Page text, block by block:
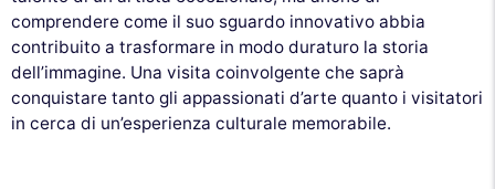
Utilizziamo cookie e i tuoi dati personali
per migliorare la tua esperienza di
navigazione, misurare il nostro pubblico e personalizzare gli annunci
pubblicitari che ti vengono mostrati. Puoi accettare, rifiutare o
gestire le tue preferenze in qualsiasi momento.
comprendere come il suo sguardo innovativo abbia
contribuito a trasformare in modo duraturo la storia
dell’immagine. Una visita coinvolgente che saprà
conquistare tanto gli appassionati d’arte quanto i visitatori
in cerca di un’esperienza culturale memorabile.